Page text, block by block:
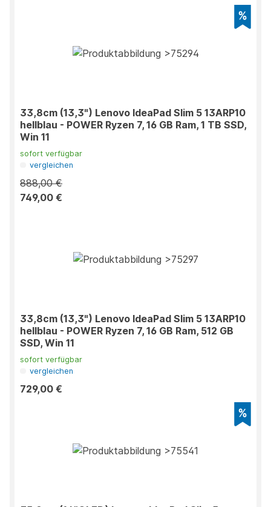
33,8cm (13,3") Lenovo IdeaPad Slim 5 13ARP10
hellblau - POWER Ryzen 7, 16 GB Ram, 1 TB SSD,
Win 11
sofort verfügbar
vergleichen
888,00 €
749,00 €
33,8cm (13,3") Lenovo IdeaPad Slim 5 13ARP10
hellblau - POWER Ryzen 7, 16 GB Ram, 512 GB
SSD, Win 11
sofort verfügbar
vergleichen
729,00 €